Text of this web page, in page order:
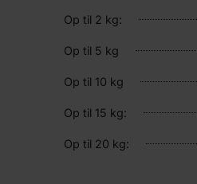
Op til 2 kg:
Op til 5 kg
Op til 10 kg
Op til 15 kg:
Op til 20 kg: